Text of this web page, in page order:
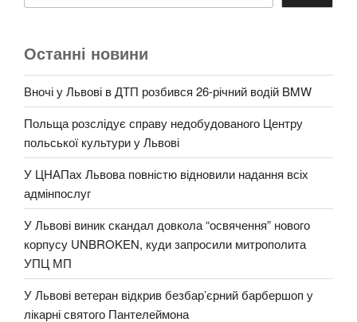
Останні новини
Вночі у Львові в ДТП розбився 26-річний водій BMW
Польща розслідує справу недобудованого Центру
польської культури у Львові
У ЦНАПах Львова повністю відновили надання всіх
адмінпослуг
У Львові виник скандал довкола “освячення” нового
корпусу UNBROKEN, куди запросили митрополита
УПЦ МП
У Львові ветеран відкрив безбар’єрний барбершоп у
лікарні святого Пантелеймона